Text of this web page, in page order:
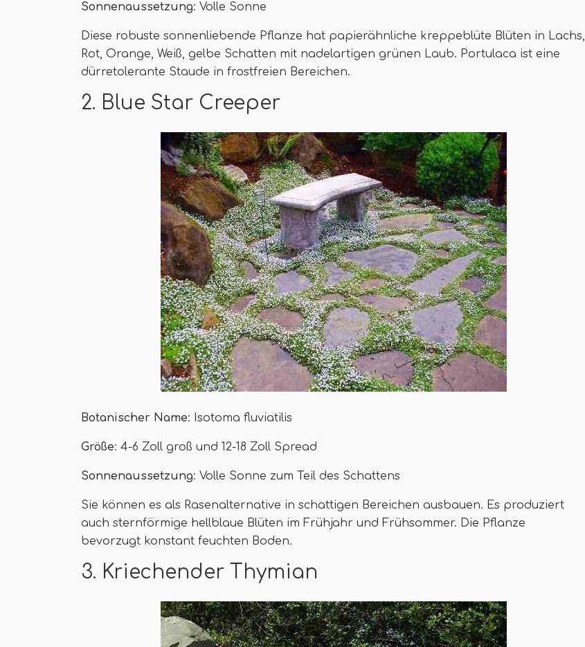
Sonnenaussetzung: Volle Sonne
Diese robuste sonnenliebende Pflanze hat papierähnliche kreppeblüte Blüten in Lachs,
Rot, Orange, Weiß, gelbe Schatten mit nadelartigen grünen Laub. Portulaca ist eine
dürretolerante Staude in frostfreien Bereichen.
2. Blue Star Creeper
Botanischer Name: Isotoma fluviatilis
Größe: 4-6 Zoll groß und 12-18 Zoll Spread
Sonnenaussetzung: Volle Sonne zum Teil des Schattens
Sie können es als Rasenalternative in schattigen Bereichen ausbauen. Es produziert
auch sternförmige hellblaue Blüten im Frühjahr und Frühsommer. Die Pflanze
bevorzugt konstant feuchten Boden.
3. Kriechender Thymian